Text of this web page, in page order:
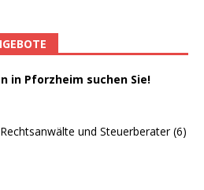
in Pforzheim suchen Sie!
und Steuerberater (6)